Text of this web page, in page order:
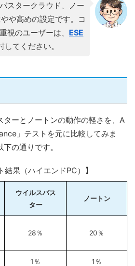
スタークラウド、ノー
や高めの設定です。コ
視のユーザーは、 ESE
してください。
ターとノートンの動作の軽さを、A
」テストを元に比較してみま
の通りです。
結果（ハイエンドPC）】
ウイルスバス
ター
ノートン
28％ 20％
1％ 1％